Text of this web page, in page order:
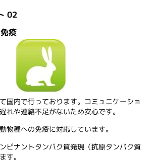
02
疫
国内で行っております。コミュニケーショ
れや連絡不足がないため安心です。
物種への免疫に対応しています。
ビナントタンパク質発現（抗原タンパク質
す。